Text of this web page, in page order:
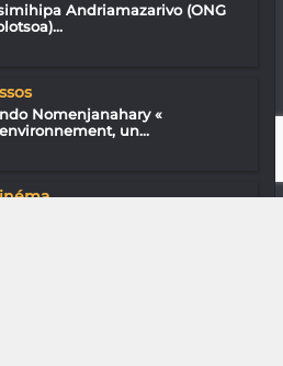
Andriamazarivo (ONG
Nomenjanahary «
un...